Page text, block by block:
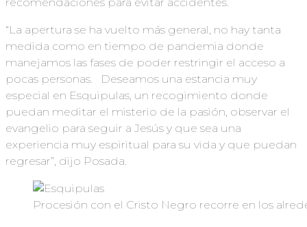
“La apertura se ha vuelto más general, no hay tanta
medida como en tiempo de pandemia donde
manejamos las fases de poder restringir el acceso a
pocas personas. Deseamos una estancia muy
especial en Esquipulas, un recogimiento donde
puedan meditar el misterio de la pasión, observar el
evangelio para seguir a Jesús y que sea una
experiencia muy espiritual para su vida y que puedan
regresar”, dijo Posada.
Procesión con el Cristo Negro recorre en los